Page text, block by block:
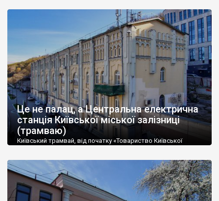
економічним, культурним, духовним та адміністративним
серцем Києва. Тут стояла Київська ратуша у якій від XVIІ ст.
та до початку ХІХ року знаходився Магістрат. Ратуша згоріла
під час сумнозвісної Великої пожежі 1811 року, що винищила
майже весь Поділ. […]
Це не палац, а Центральна електрична
станція Київської міської залізниці
(трамваю)
Київський трамвай, від початку «Товариство Київської
Києва, відкрита 1 (13) червня 1892 року. Це була перша
електрична трамвайна мережа у тогочасній Російській імперії,
перша на території сучасної України, третя в Східній Європі
після Будапешта (1888) та Праги (1891), і шістнадцята в
Європі. Маємо чим пишатися! Зрозуміло, що для […]